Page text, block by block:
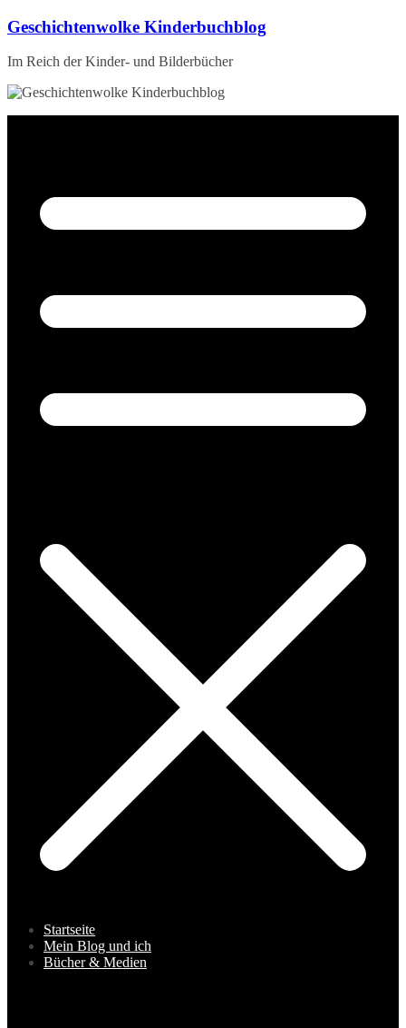
Zum
springen
Geschichtenwolke Kinderbuchblog
Im Reich der Kinder- und Bilderbücher
Startseite
Mein Blog und ich
Bücher & Medien